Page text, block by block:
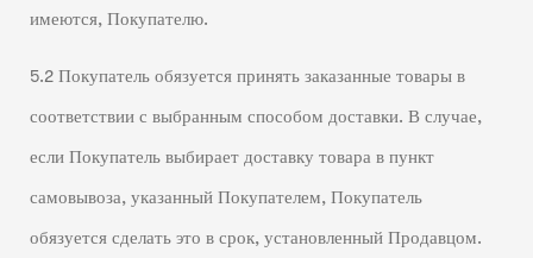
имеются, Покупателю.
5.2 Покупатель обязуется принять заказанные товары в
соответствии с выбранным способом доставки. В случае,
если Покупатель выбирает доставку товара в пункт
самовывоза, указанный Покупателем, Покупатель
обязуется сделать это в срок, установленный Продавцом.